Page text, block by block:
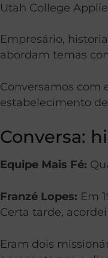
Utah College
Empresário,
abordam temas
Conversamos com
estabelecimento de
Conversa:
Equipe Mais Fé:
Franzé Lopes: Em
Certa tarde,
Eram dois